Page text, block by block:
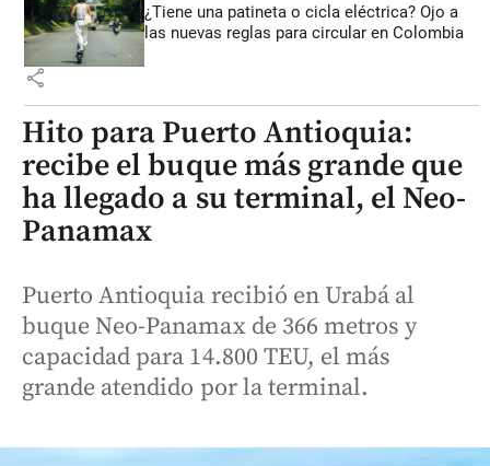
¿Tiene una patineta o cicla eléctrica? Ojo a
las nuevas reglas para circular en Colombia
share
Hito para Puerto Antioquia:
recibe el buque más grande que
ha llegado a su terminal, el Neo-
Panamax
Puerto Antioquia recibió en Urabá al
buque Neo-Panamax de 366 metros y
capacidad para 14.800 TEU, el más
grande atendido por la terminal.